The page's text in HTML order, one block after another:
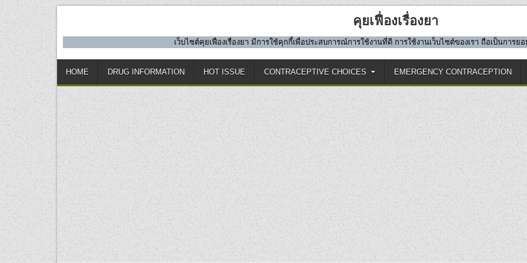
Skip
to
content
คุยเฟื่องเรื่องยา
เว็บไซต์คุยเฟื่องเรื่องยา มีการใช้คุกกี้เพื่อประสบการณ์การใช้งานที่ดี การใช้งานเว็บไซต์ของเรา ถือเป็นการ
HOME DRUG INFORMATION HOT ISSUE CONTRACEPTIVE CHOICES EMERGENCY CONTRACEPTION